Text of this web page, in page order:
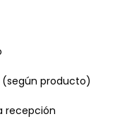
(según producto)
recepción